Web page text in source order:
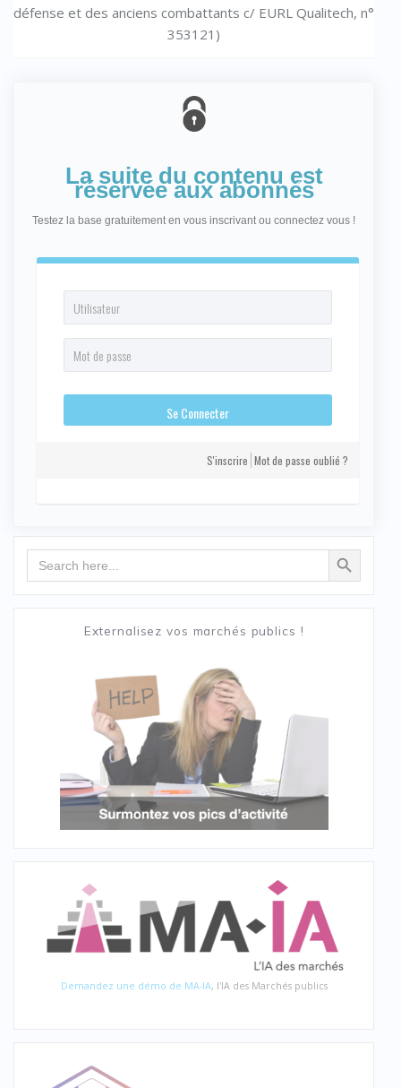
défense et des anciens combattants c/ EURL Qualitech, n°
353121)
La suite du contenu est
réservée aux abonnés
Testez la base gratuitement en vous inscrivant ou connectez vous !
S'inscrire Mot de passe oublié ?
Search Search Button
Externalisez vos marchés publics !
Demandez une démo de MA-IA, l'IA des Marchés publics